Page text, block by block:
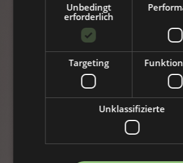
Unbedingt
erforderlich
Targeting
Unklassifizierte